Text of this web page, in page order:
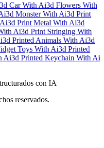
3d Car With Ai3d Flowers With
3d Monster With Ai3d Print
3d Print Metal With Ai3d
Ai3d Print Stringing With
3d Printed Animals With Ai3d
Toys With Ai3d Printed
Ai3d Printed Keychain With Ai
con IA
reservados.